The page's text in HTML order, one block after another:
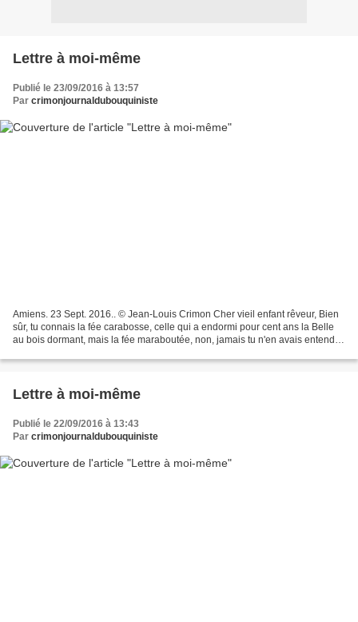
Lettre à moi-même
Publié le 23/09/2016 à 13:57
Par crimonjournaldubouquiniste
Amiens. 23 Sept. 2016.. © Jean-Louis Crimon Cher vieil enfant rêveur, Bien
sûr, tu connais la fée carabosse, celle qui a endormi pour cent ans la Belle
au bois dormant, mais la fée maraboutée, non, jamais tu n'en avais entendu
Lettre à moi-même
Publié le 22/09/2016 à 13:43
Par crimonjournaldubouquiniste